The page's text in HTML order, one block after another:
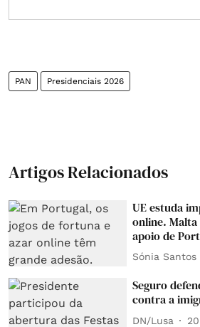
PAN Presidenciais 2026
Artigos Relacionados
UE estuda
online.
apoio de
Sónia Santos
Seguro
contra a
DN/Lusa